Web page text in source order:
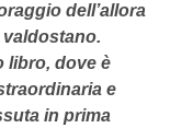
dell’allora
libro, dove è
e
in prima